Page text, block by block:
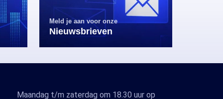
Meld je aan voor onze
Nieuwsbrieven
Maandag t/m zaterdag om 18.30 uur op